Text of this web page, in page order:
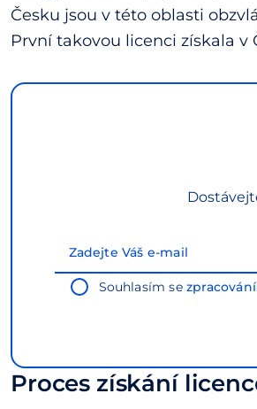
Česku jsou v této oblasti
První takovou licenci získala v
Souhlasím se
Proces získání